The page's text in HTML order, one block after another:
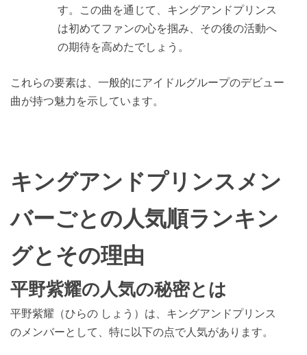
す。この曲を通じて、キングアンドプリンス
は初めてファンの心を掴み、その後の活動へ
の期待を高めたでしょう。
これらの要素は、一般的にアイドルグループのデビュー
曲が持つ魅力を示しています。
キングアンドプリンスメン
バーごとの人気順ランキン
グとその理由
平野紫耀の人気の秘密とは
平野紫耀（ひらの しょう）は、キングアンドプリンス
のメンバーとして、特に以下の点で人気があります。